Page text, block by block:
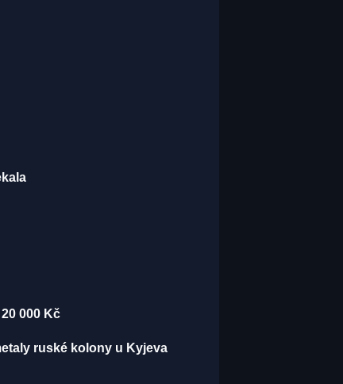
000 Kč
ruské kolony u Kyjeva